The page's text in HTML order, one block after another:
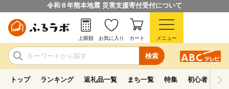
令和８年熊本地震 災害支援寄付受付について
検索
上限額 お気に入り カート メニュー
トップ ランキング 返礼品一覧 まち一覧 特集 初心者ガイド